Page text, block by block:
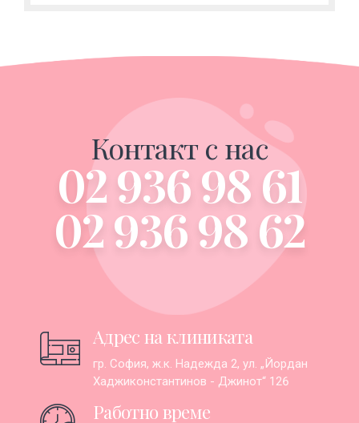
Контакт с нас
02 936 98 61
02 936 98 62
Адрес на клиниката
гр. София, ж.к. Надежда 2, ул. „Йордан
Хаджиконстантинов - Джинот“ 126
Работно време